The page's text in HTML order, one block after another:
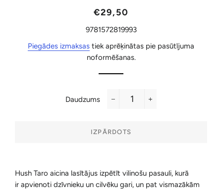
Parastā
Akcijas
€29,50
9781572819993
Piegādes izmaksas tiek aprēķinātas pie pasūtījuma
noformēšanas.
Daudzums
IZPĀRDOTS
Hush Taro aicina lasītājus izpētīt vilinošu pasauli, kurā
ir apvienoti dzīvnieku un cilvēku gari, un pat vismazākām